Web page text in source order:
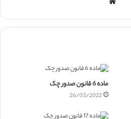
ماده 6 قانون صدور چک
26/03/2022